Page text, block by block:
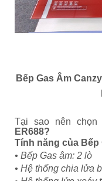
Bếp Gas Âm
Tại sao nên chọn
ER688?
Tính năng của Bếp
• Bếp Gas âm: 2 lò
• Hệ thống chia lửa